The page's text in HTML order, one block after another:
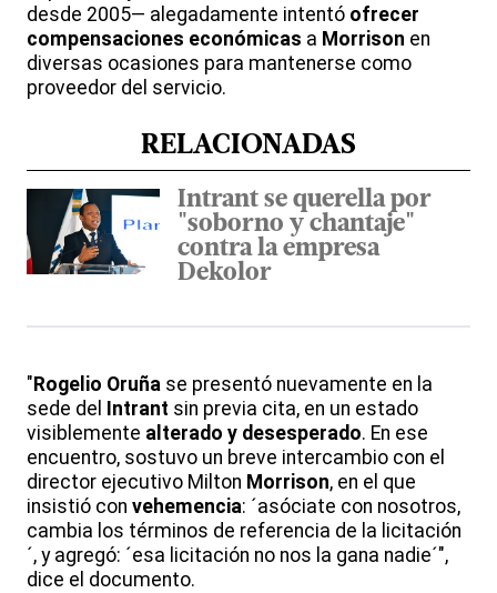
desde 2005— alegadamente intentó ofrecer
compensaciones económicas a Morrison en
diversas ocasiones para mantenerse como
proveedor del servicio.
RELACIONADAS
Intrant se querella por
"soborno y chantaje"
contra la empresa
Dekolor
" Rogelio Oruña se presentó nuevamente en la
sede del
Intrant sin previa cita, en un estado
visiblemente alterado y desesperado. En ese
encuentro, sostuvo un breve intercambio con el
director ejecutivo Milton Morrison, en el que
insistió con vehemencia: ´asóciate con nosotros,
cambia los términos de referencia de la licitación
´, y agregó: ´esa licitación no nos la gana nadie´",
dice el documento.